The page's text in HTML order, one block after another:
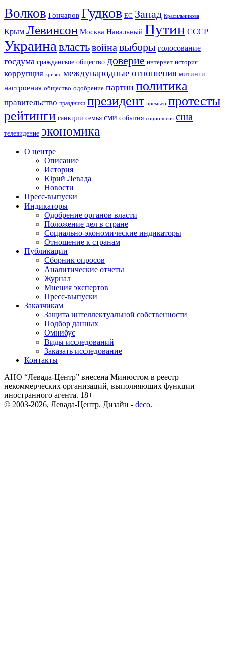
Волков Гончаров Гудков ЕС Запад Красильникова
Крым Левинсон Москва Навальный Путин СССР
Украина властьвойна выборы голосование
госдума гражданское общество доверие интернет история
коррупция кризис международные отношения митинги
настроения общество одобрение партии политика
правительство праздники президент премьер протесты
рейтинги санкции семья сми события социология сша
телевидение экономика
О центре
Описание
История
Юрий Левада
Новости
Пресс-выпуски
Индикаторы
Одобрение органов власти
Положение дел в стране
Социально-экономические индикаторы
Отношение к странам
Публикации
Сборник опросов
Аналитические отчеты
Журнал
Мнения экспертов
Пресс-выпуски
Заказчикам
Защита интеллектуальной собственности
Подбор данных
Омнибус
Виды исследований
Заказать исследование
Контакты
АНО “Левада-Центр” внесена Минюстом в реестр
некоммерческих организаций, выполняющих функции
иностранного агента. 18+
© 2003-2026, Левада-Центр. Дизайн - deco.